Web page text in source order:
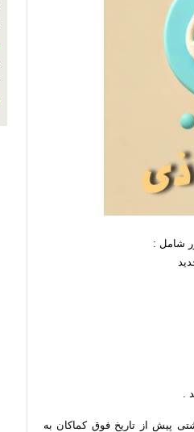
پیش از تاریخ فوق کماکان به